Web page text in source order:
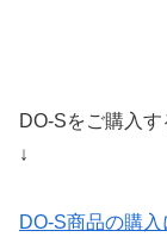
DO-Sをご購入
↓
DO-S商品の購入